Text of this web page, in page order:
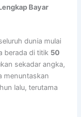
Bayar
dunia mulai
berada di titik 50
sekadar angka,
menuntaskan
lalu, terutama